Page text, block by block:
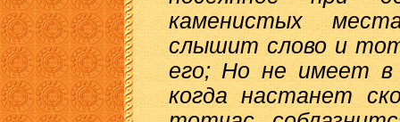
каменистых
слышит слово и
его; Но не имеет в
когда настанет